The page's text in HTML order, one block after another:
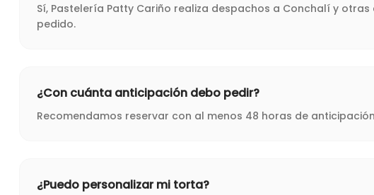
Sí, Pastelería Patty Cariño realiza despachos a Conchalí y
pedido.
¿Con cuánta anticipación debo pedir?
Recomendamos reservar con al menos 48 horas de
¿Puedo personalizar mi torta?